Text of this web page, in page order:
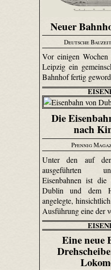
Neuer
Deutsche
Vor einigen
Leipzig ein
Bahnhof fertig
Die
nach
Pfennig
Unter den auf
ausgeführten
Eisenbahnen ist
Dublin und dem
angelegte,
Ausführung eine der
Eine neue